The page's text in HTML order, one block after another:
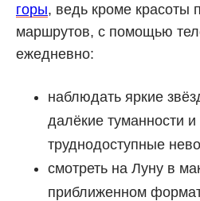
горы, ведь кроме красоты
маршрутов, с помощью
ежедневно:
наблюдать яркие
далёкие туманности и
труднодоступные
смотреть на Луну в
приближенном